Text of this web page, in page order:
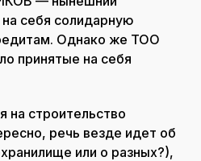
себя солидарную
Однако же ТОО
принятые на себя
на строительство
речь везде идет об
или о разных?),